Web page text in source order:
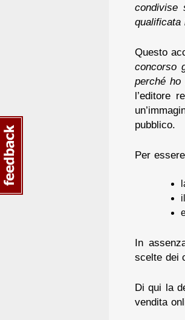
condivise
qualificata
Questo
concorso
perché
l’editore
pubblico.
Per
In
scelte dei
Di qui la
vendita